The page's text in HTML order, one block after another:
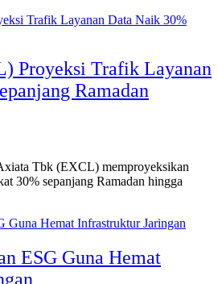
Proyeksi Trafik Layanan
Ramadan
Tbk (EXCL) memproyeksikan
30% sepanjang Ramadan hingga
ESG Guna Hemat